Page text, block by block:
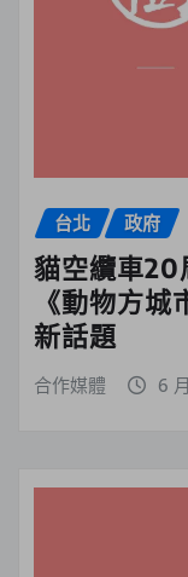
台北 政府
貓空纜車20
《動物方
新話題
合作媒體 6